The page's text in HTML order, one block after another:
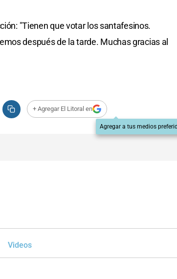
"Tienen que votar los santafesinos.
después de la tarde. Muchas gracias al
+ Agregar El Litoral en
Agregar a tus medios
Videos